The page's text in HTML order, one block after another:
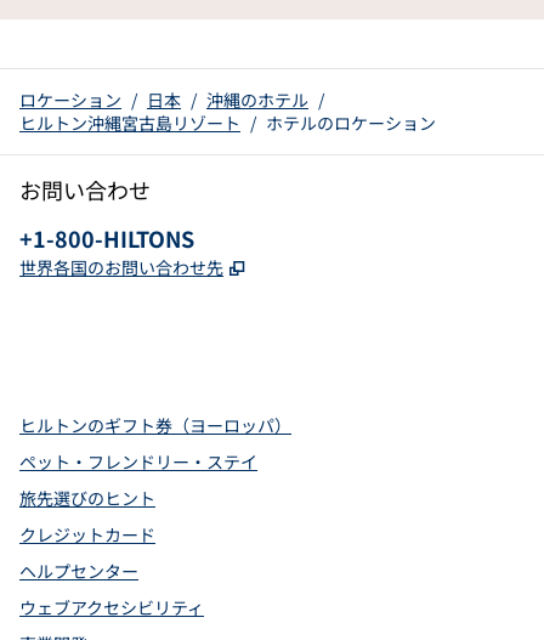
ロケーション / 日本 / 沖縄のホテル /
ヒルトン沖縄宮古島リゾート / ホテルのロケーション
お問い合わせ
電話：
+1-800-HILTONS
世界各国のお問い合わせ先 ,
ヒルトンのギフト券（ヨーロッパ）
ペット・フレンドリー・ステイ
旅先選びのヒント
クレジットカード
ヘルプセンター
ウェブアクセシビリティ